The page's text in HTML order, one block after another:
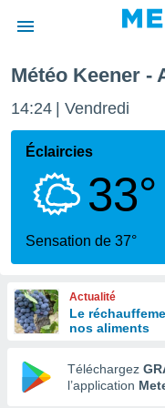
de
en
Météo Keener -
14:24 Vendredi
Éclaircies
33°
Sensation de 37°
Actualité
Le
nos aliments
Téléchargez
l’application